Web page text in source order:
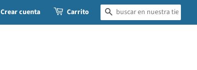
Crear cuenta Carrito BUSCAR